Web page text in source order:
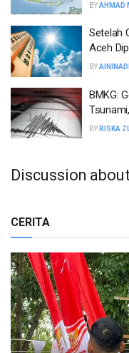
BYAHMAD
Setelah
Aceh
BY
BMKG:
BY RISKA
Discussion
CERITA